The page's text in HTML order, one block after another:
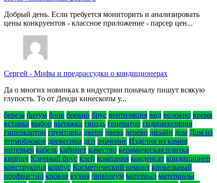
Добрый день. Если требуется мониторить и анализировать
цены конкруентов - классное приложение - парсер цен...
Сергей - Мифы и предрассудки о кондиционерах
Да о многих новинках в индустрии поначалу пишут всякую
глупость. То от Денди кинескопы у...
береза битум блок бревно брус вентиляция вид волокно время
вставка выбор вытяжка гвоздь генератор гидроизоляция
гипсокартон грунтовка двери дверь дерево дизайн дом Дом из
термоблоков древесина дсп значение Изделия из камня
интерьер кабель кабинет качество керамическая плитка
кирпич Клееный брус клей компания конденсат кондиционер
конструкция корпус Косметический ремонт кровельный
профнастил кровля кухня линолеум материал материалы